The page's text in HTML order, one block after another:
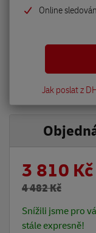
Online
Jak poslat z
3 810 Kč
4 482 Kč
Snížili jsme pro
stále expresně!